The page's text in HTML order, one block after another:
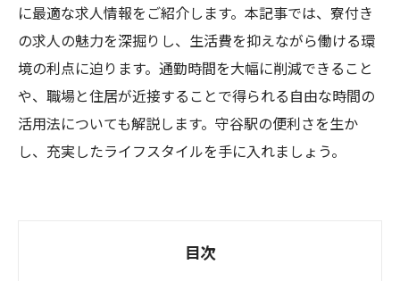
に最適な求人情報をご紹介します。本記事では、寮付き
の求人の魅力を深掘りし、生活費を抑えながら働ける環
境の利点に迫ります。通勤時間を大幅に削減できること
や、職場と住居が近接することで得られる自由な時間の
活用法についても解説します。守谷駅の便利さを生か
し、充実したライフスタイルを手に入れましょう。
目次